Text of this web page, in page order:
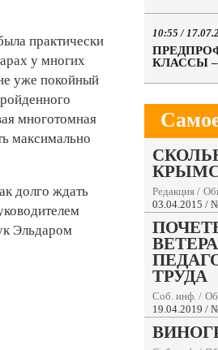
практически
у многих
уже покойный
многотомная
максимально
долго ждать
Эльдаром
10:55 /
КЛАССЫ
Редакция /
03.04.2015 /
ТРУДА
Соб. инф. /
19.04.2019 /